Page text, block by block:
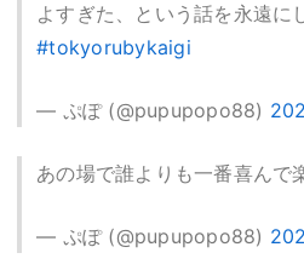
よすぎた、という話を永遠に
#tokyorubykaigi
— ぷぽ (@pupupopo88)
あの場で誰よりも一番喜んで
— ぷぽ (@pupupopo88)